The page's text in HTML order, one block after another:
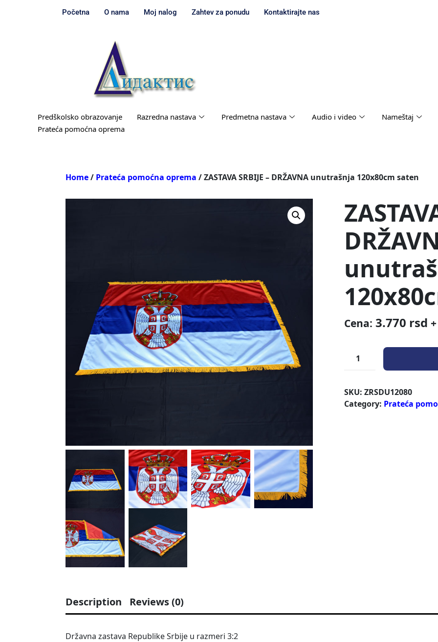
Početna O nama Moj nalog Zahtev za ponudu Kontaktirajte nas
Predškolsko obrazovanje Razredna nastava Predmetna nastava Audio i video Nameštaj
Prateća pomoćna oprema
Home/ Prateća pomoćna oprema / ZASTAVA SRBIJE – DRŽAVNA unutrašnja 120x80cm saten
Cena: 3.770 rsd
SKU: ZRSDU12080
Category: Prateća
Description Reviews (0)
Državna zastava Republike Srbije u razmeri 3:2